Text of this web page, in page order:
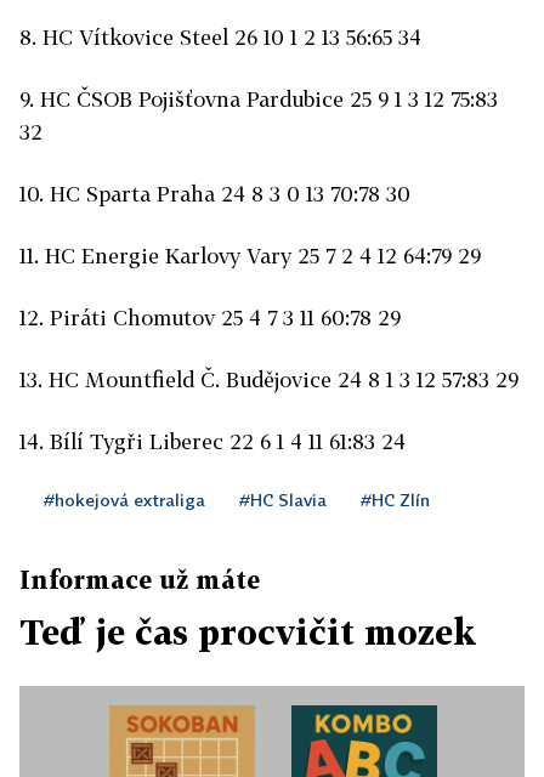
8. HC Vítkovice Steel 26 10 1 2 13 56:65 34
9. HC ČSOB Pojišťovna Pardubice 25 9 1 3 12 75:83
32
10. HC Sparta Praha 24 8 3 0 13 70:78 30
11. HC Energie Karlovy Vary 25 7 2 4 12 64:79 29
12. Piráti Chomutov 25 4 7 3 11 60:78 29
13. HC Mountfield Č. Budějovice 24 8 1 3 12 57:83 29
14. Bílí Tygři Liberec 22 6 1 4 11 61:83 24
#hokejová extraliga #HC Slavia #HC Zlín
Informace už máte
Teď je čas procvičit mozek